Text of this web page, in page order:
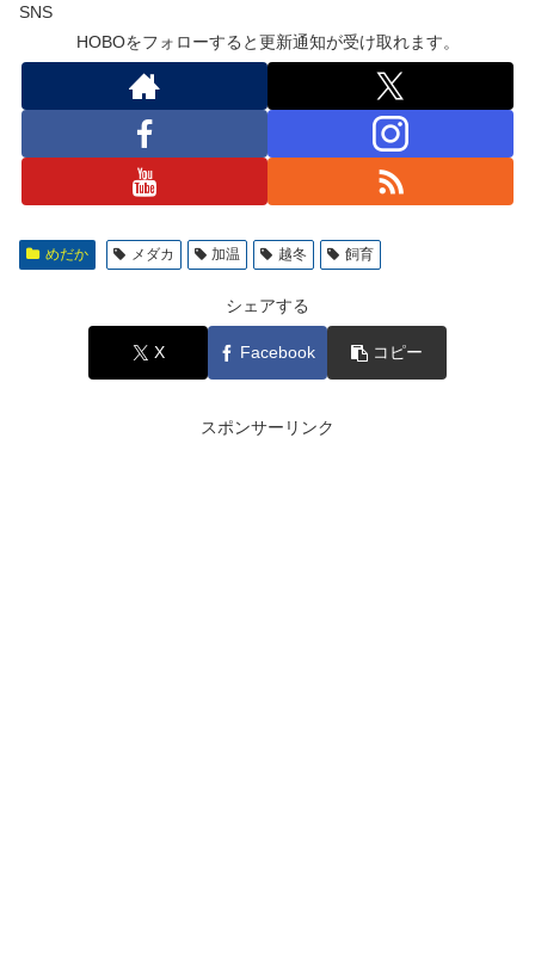
SNS
HOBOをフォローすると更新通知が受け取れます。
めだか メダカ 加温 越冬 飼育
シェアする
X Facebook コピー
スポンサーリンク